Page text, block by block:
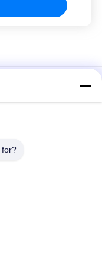
प्लाज्मा काटने वाली ठंडा
for?